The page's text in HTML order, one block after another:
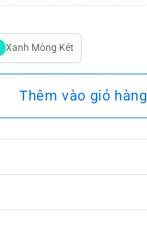
Xanh Mòng Két
Thêm vào giỏ hàng